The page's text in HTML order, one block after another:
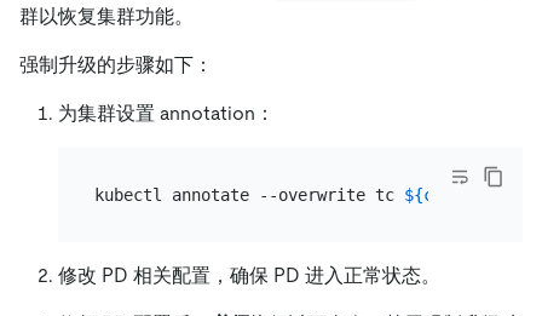
群以恢复集群功能。
强制升级的步骤如下：
为集群设置 annotation：
kubectl annotate --overwrite tc
修改 PD 相关配置，确保 PD 进入正常状态。